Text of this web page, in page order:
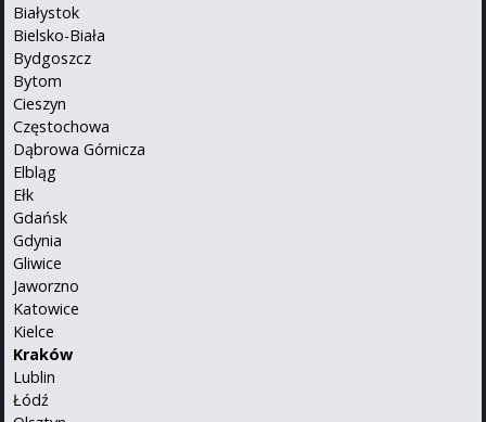
Białystok
Bielsko-Biała
Bydgoszcz
Bytom
Cieszyn
Częstochowa
Dąbrowa Górnicza
Elbląg
Ełk
Gdańsk
Gdynia
Gliwice
Jaworzno
Katowice
Kielce
Kraków
Lublin
Łódź